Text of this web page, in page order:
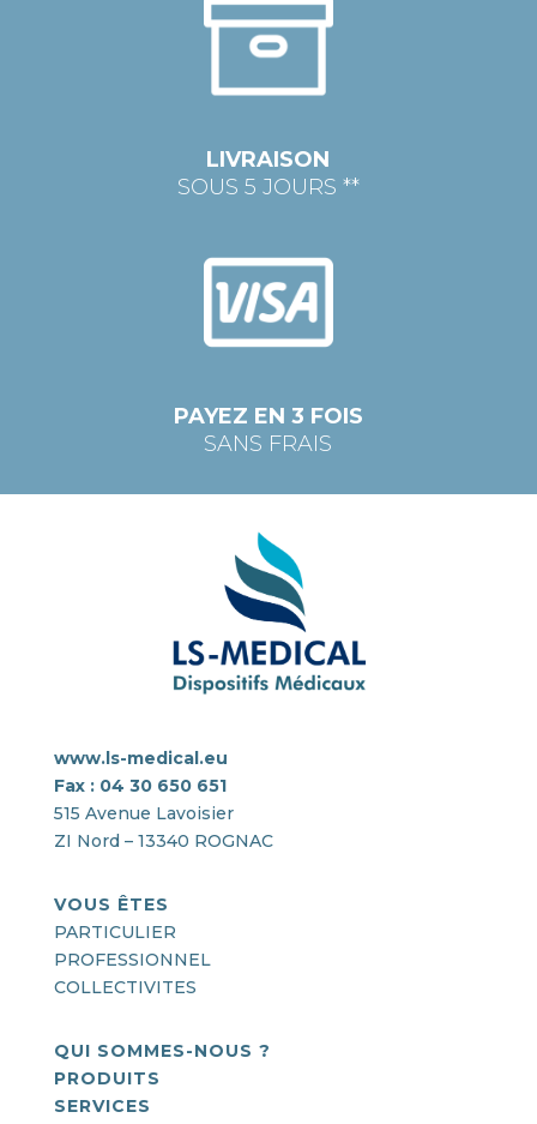
LIVRAISON
SOUS 5 JOURS **
PAYEZ EN 3 FOIS
SANS FRAIS
www.ls-medical.eu
Fax : 04 30 650 651
515 Avenue Lavoisier
ZI Nord – 13340 ROGNAC
VOUS ÊTES
PARTICULIER
PROFESSIONNEL
COLLECTIVITES
QUI SOMMES-NOUS ?
PRODUITS
SERVICES